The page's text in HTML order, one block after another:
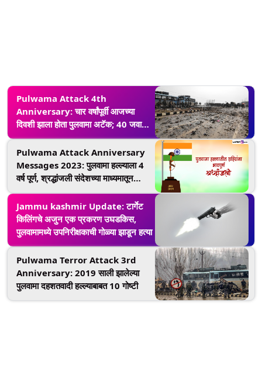
Pulwama Attack 4th
Anniversary: चार वर्षांपूर्वी आजच्या
दिवशी झाला होता पुलवामा अटॅक; 40 जवान
शहीद झाल्यानंतर भारताने पाकिस्तानात घुसून
12 दिवसांत घेतला होता बदला
Pulwama Attack Anniversary
Messages 2023: पुलवामा हल्ल्याला 4
वर्ष पूर्ण, श्रद्धांजली संदेशच्या माध्यमातून
शहिदांना करा नमन
Jammu kashmir Update: टार्गेट
किलिंगचे अजुन एक प्रकरण उघडकिस,
पुलवामामध्ये उपनिरीक्षकाची गोळ्या झाडून हत्या
Pulwama Terror Attack 3rd
Anniversary: 2019 साली झालेल्या
पुलवामा दहशतवादी हल्ल्याबाबत 10 गोष्टी